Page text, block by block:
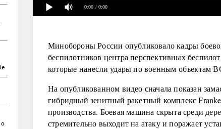
о
0:00 / 0:00
Минобороны России опубликовало кадры
беспилотников центра перспективных
которые нанесли удары по военным объектам
На опубликованном видео сначала показан
гибридный зенитный ракетный комплекс
производства. Боевая машина скрыта среди
стремительно выходит на атаку и поражает